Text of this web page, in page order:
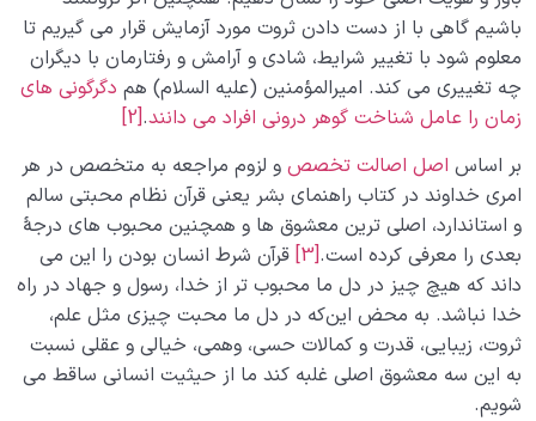
باشیم گاهی با از دست دادن ثروت مورد آزمایش قرار می‌ گیریم تا
معلوم شود با تغییر شرایط، شادی و آرامش و رفتارمان با دیگران
چه تغییری می‌ کند. امیرالمؤمنین (علیه‌ السلام) هم دگرگونی های
زمان را عامل شناخت گوهر درونی افراد می‌ دانند.
[2]
بر اساس اصل اصالت تخصص و لزوم مراجعه به متخصص در هر
امری خداوند در کتاب راهنمای بشر یعنی قرآن نظام محبتی سالم
و استاندارد، اصلی‌ ترین معشوق ها و همچنین محبوب های درجۀ
بعدی را معرفی کرده است.[3]
قرآن شرط انسان بودن را این می‌
داند که هیچ چیز در دل ما محبوب تر از خدا، رسول و جهاد در راه
خدا نباشد. به محض این‌که در دل ما محبت چیزی مثل علم،
ثروت، زیبایی، قدرت و کمالات حسی، وهمی، خیالی و عقلی نسبت
به این سه معشوق اصلی غلبه کند ما از حیثیت انسانی ساقط می‌
شویم.